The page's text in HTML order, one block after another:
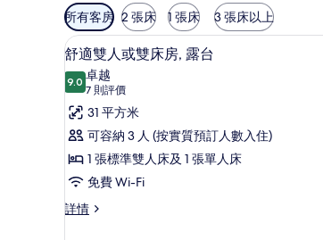
可
用
嘅
客
房
篩
選
件
所有客房 2 張床 1 張床 3 張床以上
載
入
所
有
舒
適
雙
人
舒適雙人或雙
7
舒適雙人或雙床房, 露台
9.09.0 分，滿分 10 分
卓越
7 則評價
(7
則
評
價)
31 平方米
可容納 3 人 (按實質預訂人數入住)
1 張標準雙人床及 1 張單人床
免費 Wi-Fi
詳情
舒